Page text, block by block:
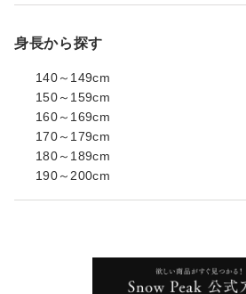
身長から探す
140～149cm
150～159cm
160～169cm
170～179cm
180～189cm
190～200cm